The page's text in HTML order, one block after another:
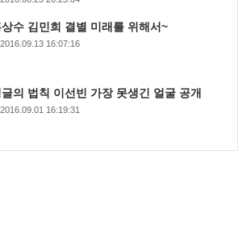
상수 김민희 결별 미래를 위해서~
2016.09.13 16:07:16
글의 법칙 이선빈 가장 못생긴 얼굴 공개
2016.09.01 16:19:31